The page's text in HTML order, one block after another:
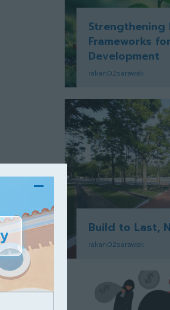
Frameworks
Development
rakan02sarawak
Build to Last,
rakan02sarawak